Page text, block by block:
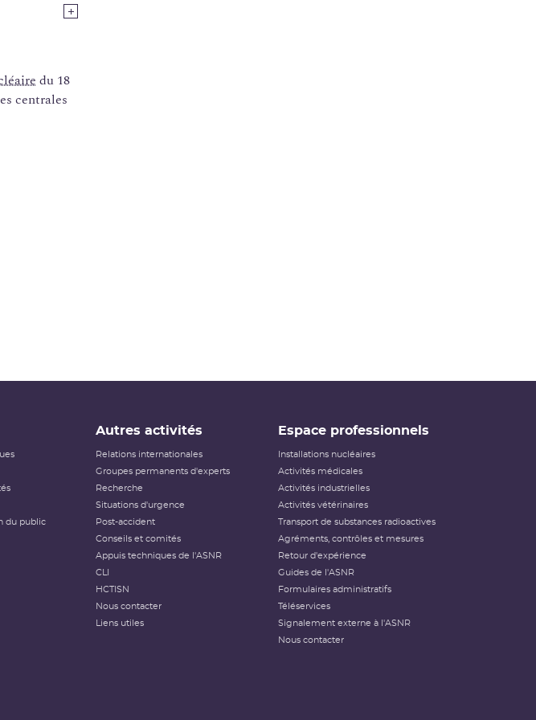
du 18
centrales
du public
Autres activités
Relations internationales
Groupes permanents d'experts
Recherche
Situations d'urgence
Post-accident
Conseils et comités
Appuis techniques de l'ASNR
CLI
HCTISN
Nous contacter
Liens utiles
Espace professionnels
Installations nucléaires
Activités médicales
Activités industrielles
Activités vétérinaires
Transport de substances radioactives
Agréments, contrôles et mesures
Retour d'expérience
Guides de l'ASNR
Formulaires administratifs
Téléservices
Signalement externe à l'ASNR
Nous contacter